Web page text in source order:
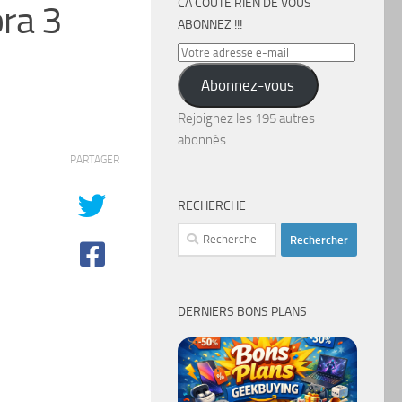
3
PARTAGER
CA COÛTE RIEN DE VOUS
ABONNEZ !!!
Votre
adresse
e-
mail
Abonnez-vous
Rejoignez les 195 autres
abonnés
RECHERCHE
Rechercher :
DERNIERS BONS PLANS